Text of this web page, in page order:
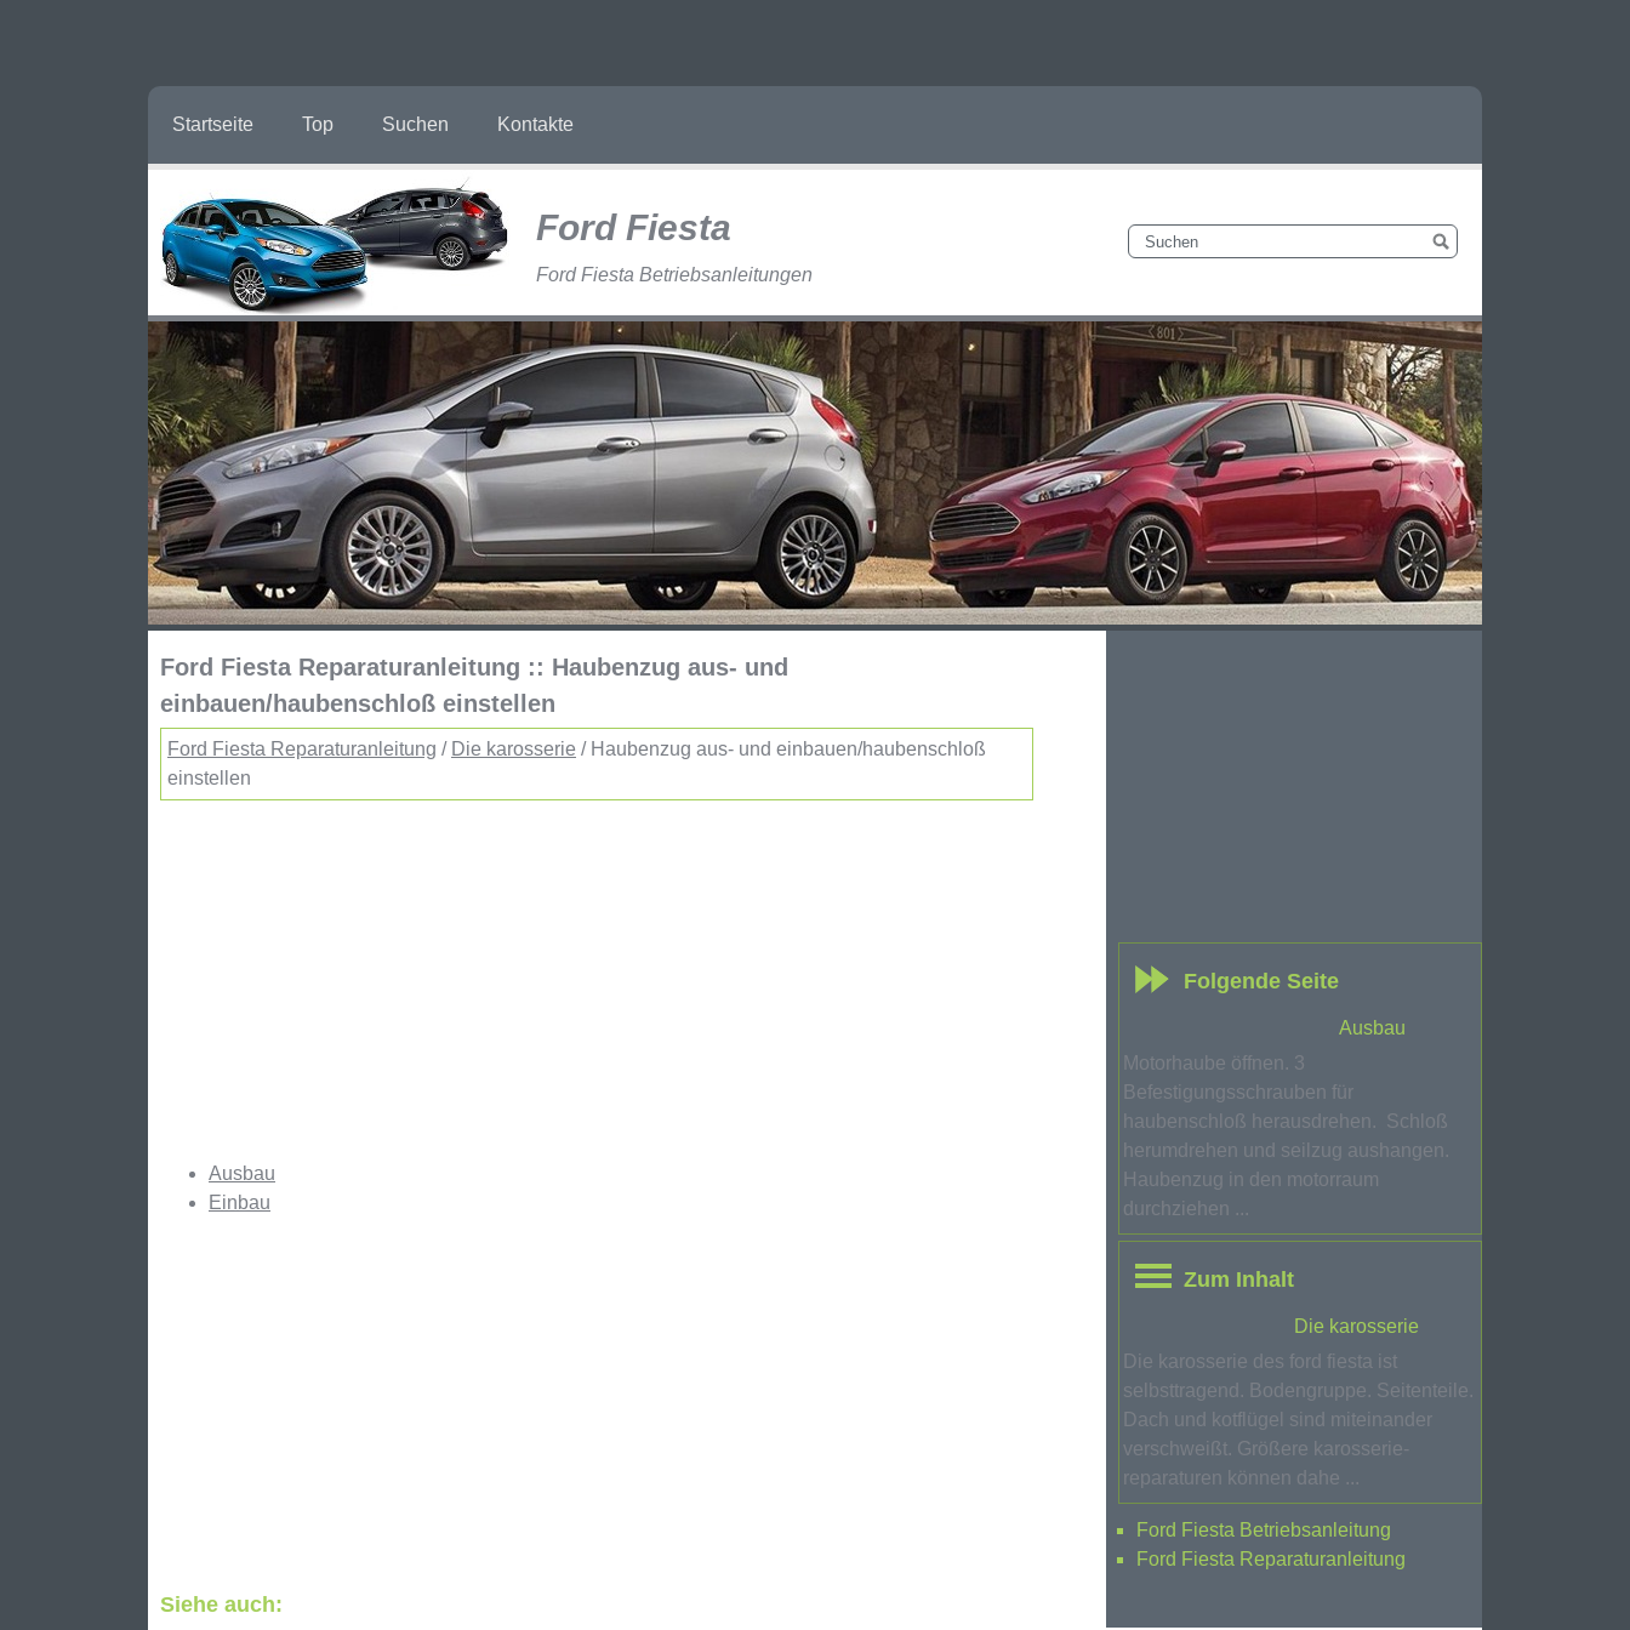
Startseite Top Suchen Kontakte
Ford Fiesta
Ford Fiesta Betriebsanleitungen
Ford Fiesta Reparaturanleitung :: Haubenzug aus- und
einbauen/haubenschloß einstellen
Ford Fiesta Reparaturanleitung / Die karosserie / Haubenzug aus- und einbauen/haubenschloß
einstellen
Ausbau
Einbau
Siehe auch:
Folgende Seite
Ausbau
Motorhaube öffnen. 3
Befestigungsschrauben für
haubenschloß herausdrehen. Schloß
herumdrehen und seilzug aushangen.
Haubenzug in den motorraum
durchziehen ...
Zum Inhalt
Die karosserie
Die karosserie des ford fiesta ist
selbsttragend. Bodengruppe. Seitenteile.
Dach und kotflügel sind miteinander
verschweißt. Größere karosserie-
reparaturen können dahe ...
Ford Fiesta Betriebsanleitung
Ford Fiesta Reparaturanleitung